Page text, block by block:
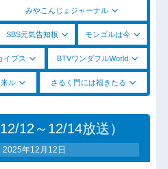
みやこんじょジャーナル
SBS元気告知板 モンゴルは今
イブス BTVワンダフルWorld
ル さるく門には福きたる
12～12/14放送）
2025年12月12日